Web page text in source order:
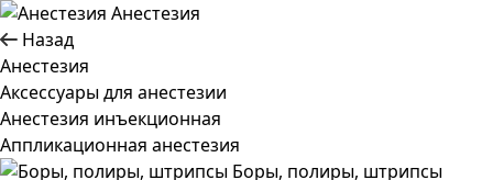
Анестезия
Назад
Анестезия
Аксессуары для анестезии
Анестезия инъекционная
Аппликационная анестезия
Боры, полиры, штрипсы